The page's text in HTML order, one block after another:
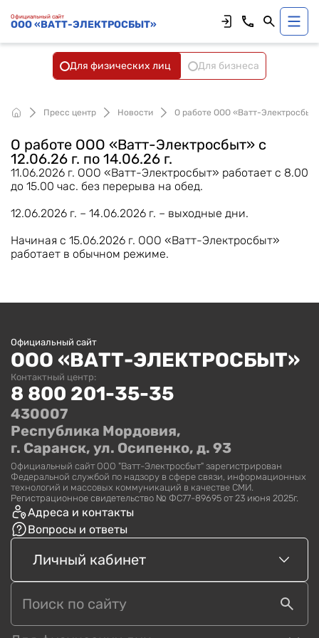
Официальный сайт
ООО «ВАТТ-ЭЛЕКТРОСБЫТ»
Для физических лиц Для бизнеса
Пресс центр Новости О работе ООО «Ватт-Электросбыт»
О работе ООО «Ватт-Электросбыт» с
12.06.26 г. по 14.06.26 г.
11.06.2026 г. ООО «Ватт-Электросбыт» работает с 8.00
до 15.00 час. без перерыва на обед.
12.06.2026 г. – 14.06.2026 г. – выходные дни.
Начиная с 15.06.2026 г. ООО «Ватт-Электросбыт»
работает в обычном режиме.
Официальный сайт
ООО «ВАТТ-ЭЛЕКТРОСБЫТ»
Контактный центр:
8 800 201-35-35
430007
Республика Мордовия,
г. Саранск, ул. Осипенко, д. 93
Адреса и контакты
Вопросы и ответы
Официальный сайт ООО "Ватт-Электросбыт" зарегистрирован
Федеральной службой по надзору в сфере связи, информационных
технологий и массовых коммуникаций в качестве СМИ.
Регистрационное свидетельство № ФС77-89695 от 23 июня 2025г.
Личный кабинет